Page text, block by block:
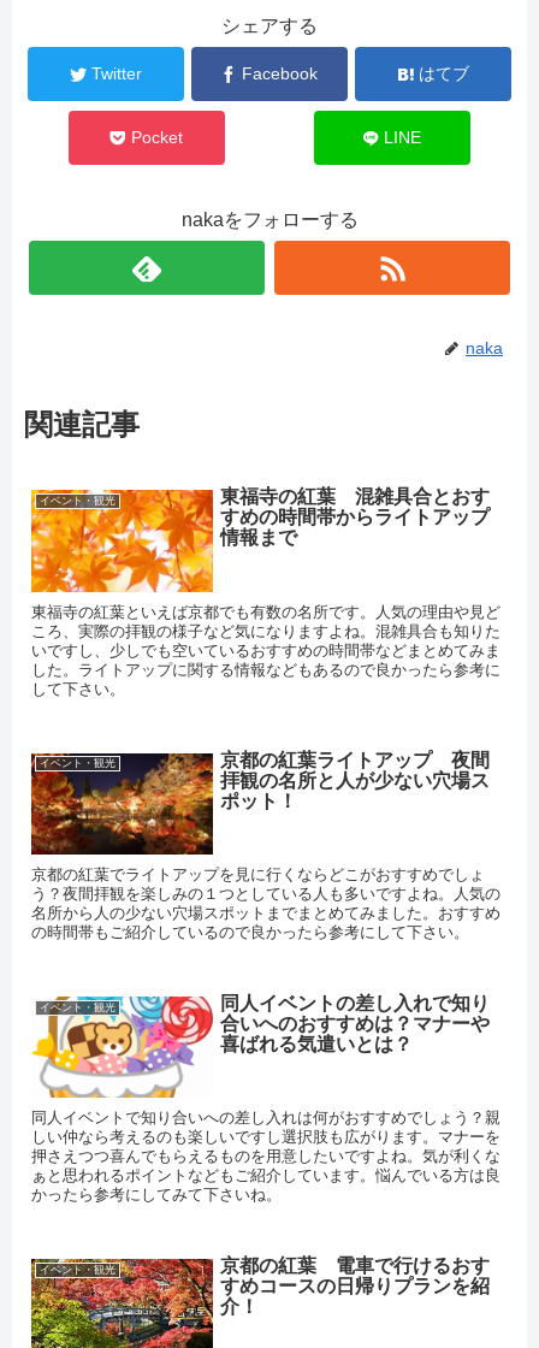
シェアする
Twitter Facebook はてブ
Pocket LINE
nakaをフォローする
naka
関連記事
イベント・観光
東福寺の紅葉 混雑具合とおす
すめの時間帯からライトアップ
情報まで
東福寺の紅葉といえば京都でも有数の名所です。人気の理由や見ど
ころ、実際の拝観の様子など気になりますよね。混雑具合も知りた
いですし、少しでも空いているおすすめの時間帯などまとめてみま
した。ライトアップに関する情報などもあるので良かったら参考に
して下さい。
イベント・観光
京都の紅葉ライトアップ 夜間
拝観の名所と人が少ない穴場ス
ポット！
京都の紅葉でライトアップを見に行くならどこがおすすめでしょ
う？夜間拝観を楽しみの１つとしている人も多いですよね。人気の
名所から人の少ない穴場スポットまでまとめてみました。おすすめ
の時間帯もご紹介しているので良かったら参考にして下さい。
イベント・観光
同人イベントの差し入れで知り
合いへのおすすめは？マナーや
喜ばれる気遣いとは？
同人イベントで知り合いへの差し入れは何がおすすめでしょう？親
しい仲なら考えるのも楽しいですし選択肢も広がります。マナーを
押さえつつ喜んでもらえるものを用意したいですよね。気が利くな
ぁと思われるポイントなどもご紹介しています。悩んでいる方は良
かったら参考にしてみて下さいね。
イベント・観光
京都の紅葉 電車で行けるおす
すめコースの日帰りプランを紹
介！